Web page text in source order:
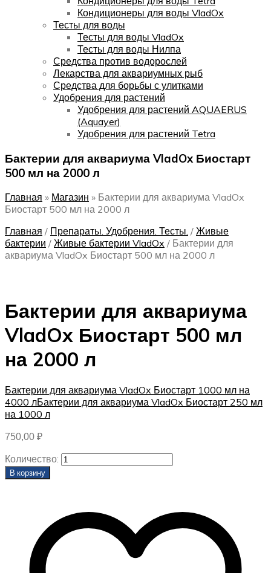
Кондиционеры для воды VladOx
Тесты для воды
Тесты для воды VladOx
Тесты для воды Нилпа
Средства против водорослей
Лекарства для аквариумных рыб
Средства для борьбы с улитками
Удобрения для растений
Удобрения для растений AQUAERUS
(Aquayer)
Удобрения для растений Tetra
Бактерии для аквариума VladOx Биостарт
500 мл на 2000 л
Главная » Магазин » Бактерии для аквариума VladOx
Биостарт 500 мл на 2000 л
Главная / Препараты. Удобрения. Тесты. / Живые
бактерии / Живые бактерии VladOx / Бактерии для
аквариума VladOx Биостарт 500 мл на 2000 л
Бактерии для аквариума
VladOx Биостарт 500 мл
на 2000 л
Бактерии для аквариума VladOx Биостарт 1000 мл на
4000 лБактерии для аквариума VladOx Биостарт 250 мл
на 1000 л
750,00 ₽
Количество:
В корзину